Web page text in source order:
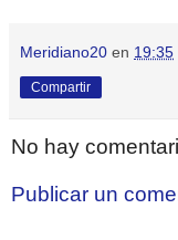
Meridiano20 en 19:35
Compartir
No hay
Publicar un